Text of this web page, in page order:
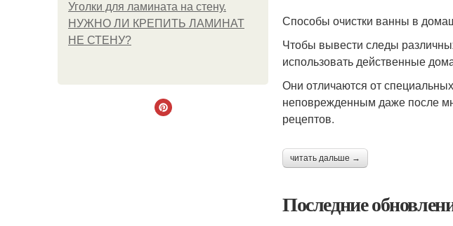
Уголки для ламината на стену.
НУЖНО ЛИ КРЕПИТЬ ЛАМИНАТ
НЕ СТЕНУ?
Способы очистки ванны в
Чтобы вывести следы
использовать действенные
Они отличаются от
неповрежденным даже после
рецептов.
читать дальше →
Последние